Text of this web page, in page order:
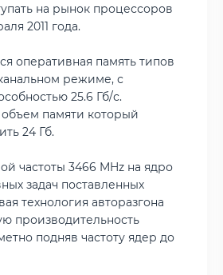
на рынок процессоров
2011 года.
оперативная память типов
режиме, с
25.6 Гб/с.
памяти который
24 Гб.
частоты 3466 MHz на ядро
задач поставленных
технология авторазгона
производительность
подняв частоту ядер до